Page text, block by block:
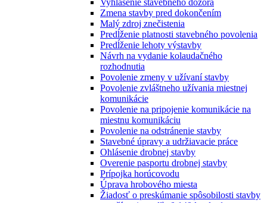
Vyhlásenie stavebného dozora
Zmena stavby pred dokončením
Malý zdroj znečistenia
Predĺženie platnosti stavebného povolenia
Predĺženie lehoty výstavby
Návrh na vydanie kolaudačného
rozhodnutia
Povolenie zmeny v užívaní stavby
Povolenie zvláštneho užívania miestnej
komunikácie
Povolenie na pripojenie komunikácie na
miestnu komunikáciu
Povolenie na odstránenie stavby
Stavebné úpravy a udržiavacie práce
Ohlásenie drobnej stavby
Overenie pasportu drobnej stavby
Prípojka horúcovodu
Úprava hrobového miesta
Žiadosť o preskúmanie spôsobilosti stavby